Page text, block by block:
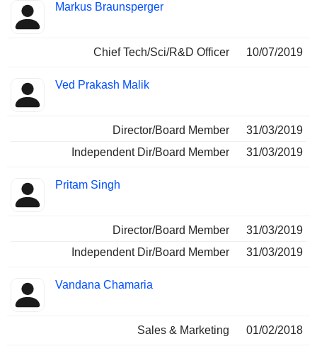
Markus Braunsperger
Chief Tech/Sci/R&D Officer 10/07/2019
Ved Prakash Malik
Director/Board Member
31/03/2019
Independent Dir/Board Member
31/03/2019
Pritam Singh
Director/Board Member
31/03/2019
Independent Dir/Board Member
31/03/2019
Vandana Chamaria
Sales & Marketing 01/02/2018